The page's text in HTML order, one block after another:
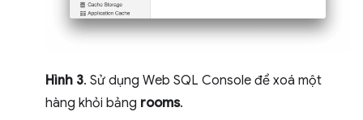
Hình 3. Sử dụng Web SQL Console để xoá một
hàng khỏi bảng rooms.